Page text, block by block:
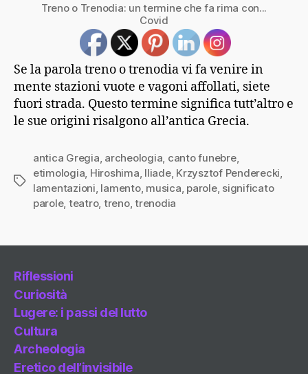
Treno o Trenodia: un termine che fa rima con...
Covid
Se la parola treno o trenodia vi fa venire in
mente stazioni vuote e vagoni affollati, siete
fuori strada. Questo termine significa tutt’altro e
le sue origini risalgono all’antica Grecia.
Tag
antica Gregia archeologia canto funebre,
etimologia Hiroshima Iliade, Krzysztof Penderecki
lamentazioni lamento, musica parole, significato
parole, teatro, treno,trenodia
Riflessioni
Curiosità
Lugere: i passi del lutto
Cultura
Archeologia
Eretico dell’invisibile